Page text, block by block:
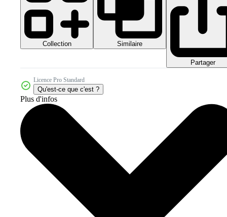
Collection Similaire
Partager
Licence Pro Standard
Qu'est-ce que c'est ?
Plus d'infos